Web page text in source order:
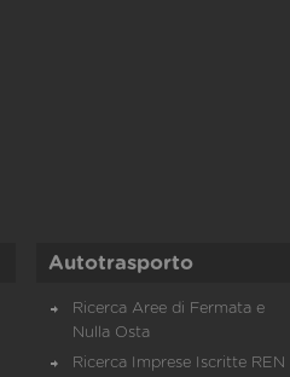
Autotrasporto
Ricerca Aree di Fermata e
Nulla Osta
Ricerca Imprese Iscritte REN